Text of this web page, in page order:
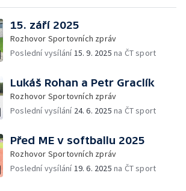
15. září 2025
Rozhovor Sportovních zpráv
Poslední vysílání15. 9. 2025 na ČT sport
Lukáš Rohan a Petr Graclík
Rozhovor Sportovních zpráv
Poslední vysílání 24. 6. 2025 na ČT sport
Před ME v softballu 2025
Rozhovor Sportovních zpráv
Poslední vysílání19. 6. 2025 na ČT sport